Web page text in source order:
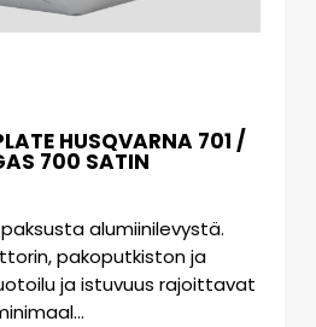
HUSQVARNA 701 /
700 SATIN
alumiinilevystä.
pakoputkiston ja
ja istuvuus rajoittavat